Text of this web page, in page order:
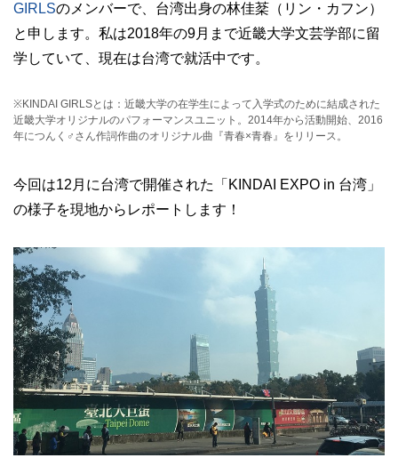
GIRLSのメンバーで、台湾出身の林佳棻（リン・カフン）
と申します。私は2018年の9月まで近畿大学文芸学部に留
学していて、現在は台湾で就活中です。
※KINDAI GIRLSとは：近畿大学の在学生によって入学式のために結成された
近畿大学オリジナルのパフォーマンスユニット。2014年から活動開始、2016
年につんく♂さん作詞作曲のオリジナル曲『青春×青春』をリリース。
今回は12月に台湾で開催された「KINDAI EXPO in 台湾」
の様子を現地からレポートします！